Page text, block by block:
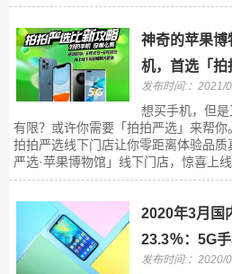
神奇的苹果博
机，首选「拍
发布时间:：2021/
想买手机，但
有限？或许你需要「拍拍严选」来帮你
拍拍严选线下门店让你零距离体验品
严选·苹果博物馆」线下门店，惊喜上线
2020年3月国
23.3％：5G
发布时间:：2020/